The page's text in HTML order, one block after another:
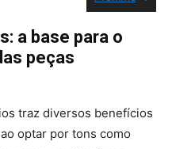
a base para o
peças
traz diversos benefícios
optar por tons como